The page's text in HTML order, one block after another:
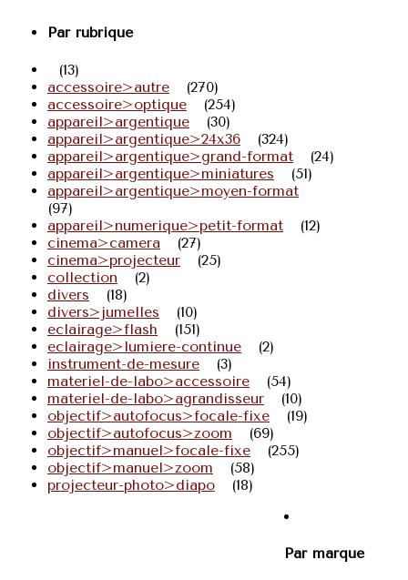
Par rubrique
(13)
accessoire>autre
(270)
accessoire>optique
(254)
appareil>argentique
(30)
appareil>argentique>24x36
(324)
appareil>argentique>grand-format
(24)
appareil>argentique>miniatures
(51)
appareil>argentique>moyen-format
(97)
appareil>numerique>petit-format
(12)
cinema>camera
(27)
cinema>projecteur
(25)
collection
(2)
divers
(18)
divers>jumelles
(10)
eclairage>flash
(151)
eclairage>lumiere-continue
(2)
instrument-de-mesure
(3)
materiel-de-labo>accessoire
(54)
materiel-de-labo>agrandisseur
(10)
objectif>autofocus>focale-fixe
(19)
objectif>autofocus>zoom
(69)
objectif>manuel>focale-fixe
(255)
objectif>manuel>zoom
(58)
projecteur-photo>diapo
(18)
Par marque